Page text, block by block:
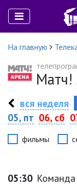
На главную
Матч!
вся неделя
05, пт 06, сб
фильмы
05:30